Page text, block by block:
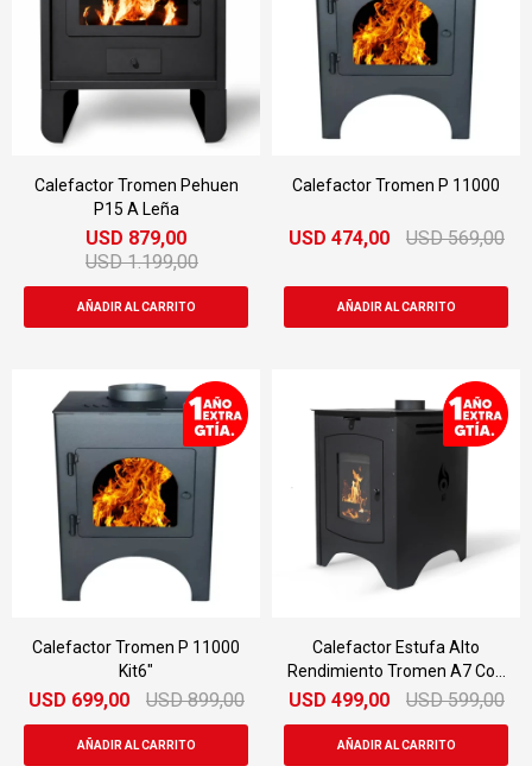
Calefactor Tromen Pehuen
P15 A Leña
USD 879,00
USD 1.199,00
Calefactor Tromen P 11000
USD 474,00 USD 569,00
Calefactor Tromen P 11000
Kit6"
USD 699,00 USD 899,00
Calefactor Estufa Alto
Rendimiento Tromen A7 Con
Kit
USD 499,00 USD 599,00